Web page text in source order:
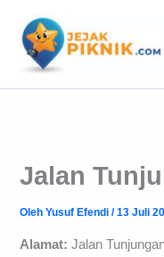
konten
Jalan
OlehYusuf Efendi/13 Juli
Alamat: Jalan